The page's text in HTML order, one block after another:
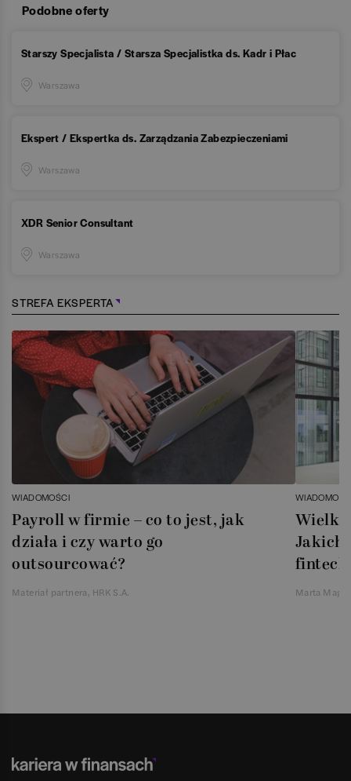
Podobne oferty
Starszy Specjalista / Starsza Specjalistka ds. Kadr i Płac
Warszawa
Ekspert / Ekspertka ds. Zarządzania Zabezpieczeniami
Warszawa
XDR Senior Consultant
Warszawa
STREFA EKSPERTA
WIADOMOŚCI
Payroll w firmie – co to jest, jak
działa i czy warto go
outsourcować?
Materiał partnera, HRK S.A.
Jakich
Marta